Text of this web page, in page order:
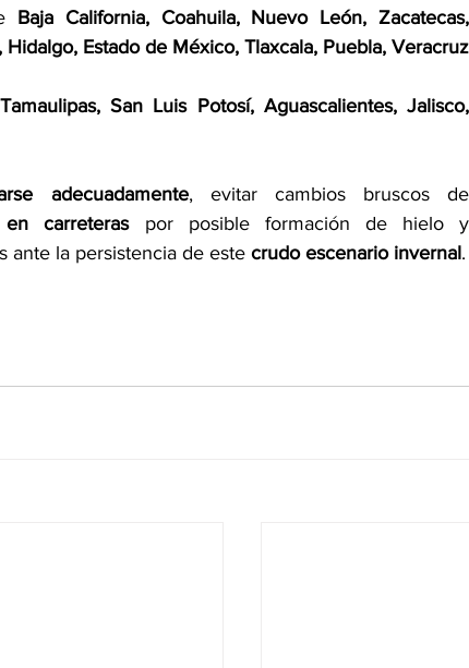
Baja California, Coahuila, Nuevo León, Zacatecas,
Estado de México, Tlaxcala, Puebla, Veracruz
Tamaulipas, San Luis Potosí, Aguascalientes, Jalisco,
adecuadamente, evitar cambios bruscos de
carreteras por posible formación de hielo y
ante la persistencia de este crudo escenario invernal